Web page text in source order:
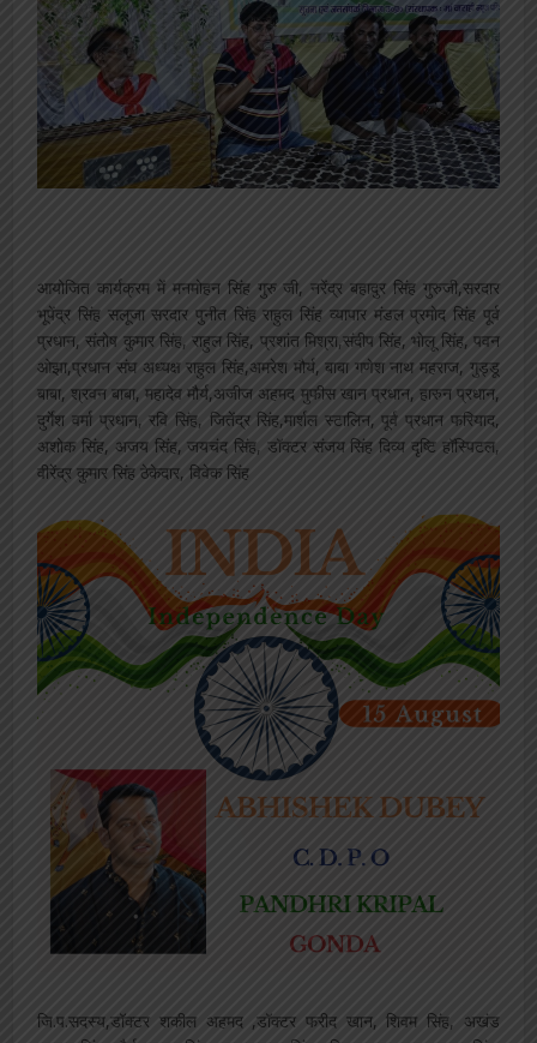
आयोजित कार्यक्रम में मनमोहन सिंह गुरु जी, नरेंद्र बहादुर सिंह गुरुजी,सरदार
भूपेंद्र सिंह सलूजा सरदार पुनीत सिंह राहुल सिंह व्यापार मंडल प्रमोद सिंह पूर्व
प्रधान, संतोष कुमार सिंह, राहुल सिंह, प्रशांत मिश्रा,संदीप सिंह, भोलू सिंह, पवन
ओझा,प्रधान संघ अध्यक्ष राहुल सिंह,अमरेश मौर्य, बाबा गणेश नाथ महराज, गुड्डू
बाबा, श्रवन बाबा, महादेव मौर्य,अजीज अहमद मुफीस खान प्रधान, हारुन प्रधान,
दुर्गेश वर्मा प्रधान, रवि सिंह, जितेंद्र सिंह,मार्शल स्टालिन, पूर्व प्रधान फरियाद,
अशोक सिंह, अजय सिंह, जयचंद सिंह, डॉक्टर संजय सिंह दिव्य दृष्टि हॉस्पिटल,
वीरेंद्र कुमार सिंह ठेकेदार, विवेक सिंह
जि.प.सदस्य,डॉक्टर शकील अहमद ,डॉक्टर फरीद खान, शिवम सिंह, अखंड